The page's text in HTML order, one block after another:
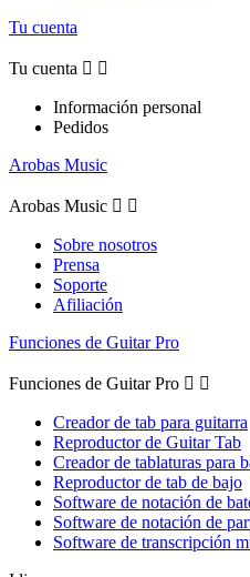
Tu cuenta
Tu cuenta  
Información personal
Pedidos
Arobas Music
Arobas Music  
Sobre nosotros
Prensa
Soporte
Afiliación
Funciones de Guitar Pro
Funciones de Guitar Pro  
Creador de tab para guitarra
Reproductor de Guitar Tab
Creador de tablaturas para
Reproductor de tab de bajo
Software de notación de
Software de notación de
Software de transcripción